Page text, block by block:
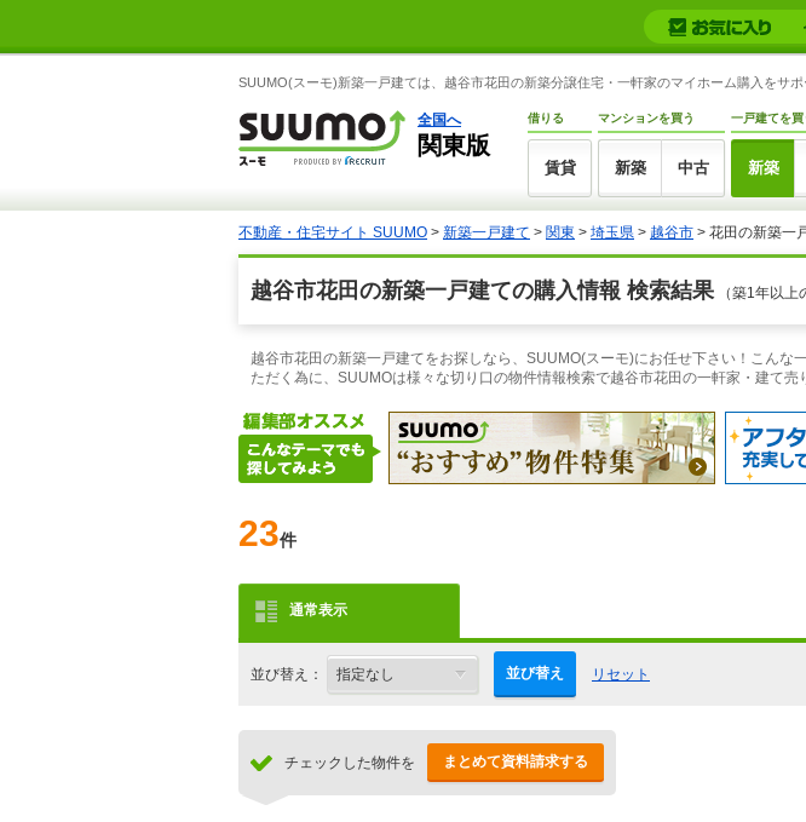
SUUMO(スーモ)新築一戸建ては、越谷市花田の新築分譲住宅・一軒家のマイホーム購入をサポ
全国へ
関東版
借りる
賃貸
マンションを買う
新築 中古
一戸建てを買
新築
不動産・住宅サイト SUUMO > 新築一戸建て > 関東 > 埼玉県 > 越谷市 > 花田の新築一
越谷市花田の新築一戸建ての購入情報 検索結果 （築1年以
越谷市花田の新築一戸建てをお探しなら、SUUMO(スーモ)にお任せ下さい！こん
ただく為に、SUUMOは様々な切り口の物件情報検索で越谷市花田の一軒家・建て売
23件
通常表示
並び替え： 並び替え リセット
チェックした物件を まとめて資料請求する